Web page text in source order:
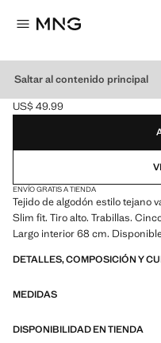
Saltar al contenido principal
JEANS CLAUDIA SLIM
Precio actual [US$ 49.99 ]
US$ 49.99
Selecciona un color
ENVÍO GRATIS A TIENDA
Tejido de algodón estilo tejano
Slim fit. Tiro alto. Trabillas.
Largo interior 68 cm.
DETALLES, COMPOSICIÓN Y
MEDIDAS
DISPONIBILIDAD EN TIENDA